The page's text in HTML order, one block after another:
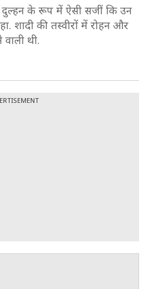
के रूप में ऐसी सजीं कि उन
शादी की तस्वीरों में रोहन और
थी.